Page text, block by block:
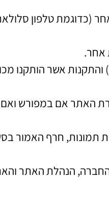
(כדוגמת טלפון
אחר.
התשמ”א-1981 (להלן: “חוק הגנת הצרכן”) והתקנות אשר
האתר אם במפורש ואם
תמונות, חרף האמור
והחברה, הנהלת האתר